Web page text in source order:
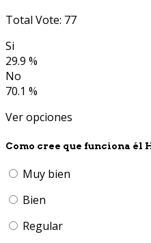
Total Vote: 77
Si
29.9 %
No
70.1 %
Ver opciones
Como cree que funciona él
Muy bien
Bien
Regular